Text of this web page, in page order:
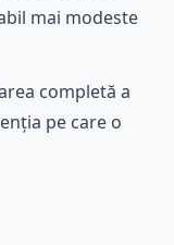
mai modeste
completă a
pe care o